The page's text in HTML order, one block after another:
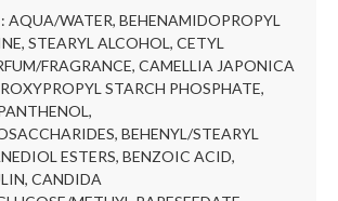
AQUA/WATER, BEHENAMIDOPROPYL
STEARYL ALCOHOL, CETYL
FRAGRANCE, CAMELLIA JAPONICA
STARCH PHOSPHATE,
BEHENYL/STEARYL
ESTERS, BENZOIC ACID,
CANDIDA